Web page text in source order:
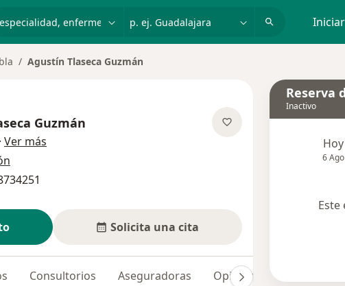
Agustín Tlaseca Guzmán
Guzmán
· Ver más
Solicita una cita
Consultorios Aseguradoras Opiniones
Reserva
Inactivo
Hoy
6 Ago
Este